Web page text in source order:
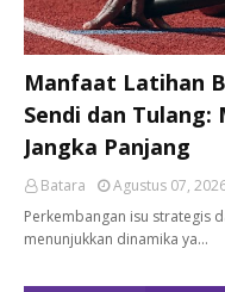
Manfaat Latihan
Sendi dan Tulang:
Jangka Panjang
Batara
Agustus 07,
Perkembangan isu strategis
menunjukkan dinamika ya…